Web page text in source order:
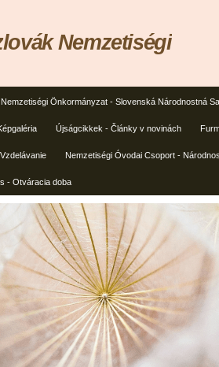
Önkormányzat - Slovenská Národnostná
Újságcikkek - Články v novinách
Nemzetiségi Óvodai Csoport -
- Otváracia doba
Nemzetiségi